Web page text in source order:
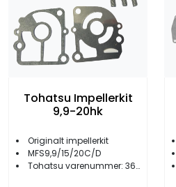
Tohatsu Impellerkit
9,9-20hk
Originalt impellerkit
MFS9,9/15/20C/D
Tohatsu varenummer: 362-87322-1